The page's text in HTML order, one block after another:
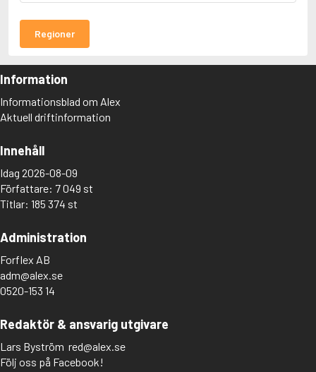
Regioner
Information
Informationsblad om Alex
Aktuell driftinformation
Innehåll
Idag 2026-08-09
Författare: 7 049 st
Titlar: 185 374 st
Administration
Forflex AB
adm@alex.se
0520-153 14
Redaktör & ansvarig utgivare
Lars Byström red@alex.se
Följ oss på Facebook!